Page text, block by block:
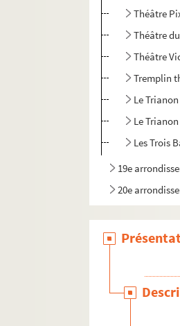
Théâtre
Théâtre
Théâtre
Tremplin
Le Trianon
Le
Les Trois
19e
20e